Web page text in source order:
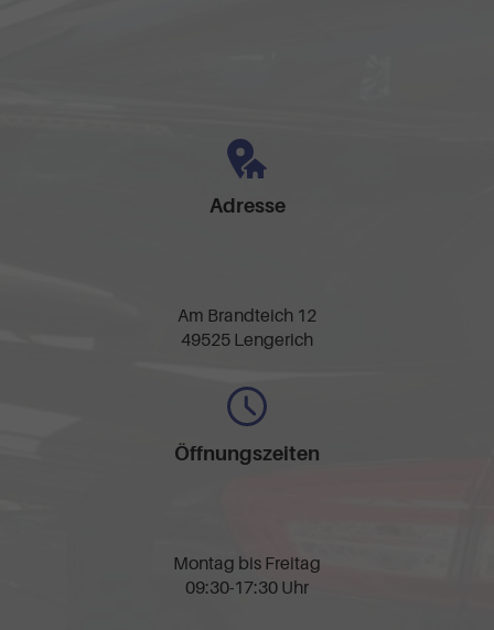
Adresse
Am Brandteich 12
49525 Lengerich
Öffnungszeiten
Montag bis Freitag
09:30-17:30 Uhr